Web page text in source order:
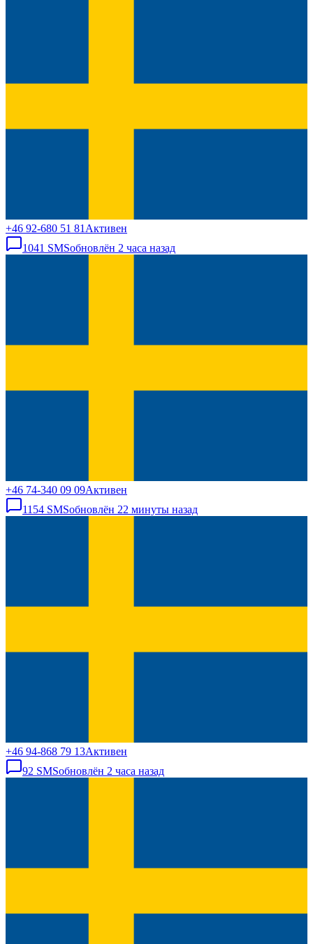
+46 92-680 51 81 Активен
1041 SMSобновлён 2 часа назад
+46 74-340 09 09Активен
1154 SMSобновлён 22 минуты назад
+46 94-868 79 13Активен
92 SMSобновлён 2 часа назад